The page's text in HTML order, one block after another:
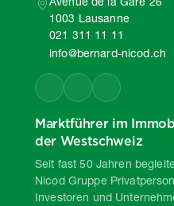
1003 Lausanne
021 311 11 11
info@bernard-nicod.ch
Marktführer im
der Westschweiz
Seit fast 50 Jahren
Nicod Gruppe
Investoren und